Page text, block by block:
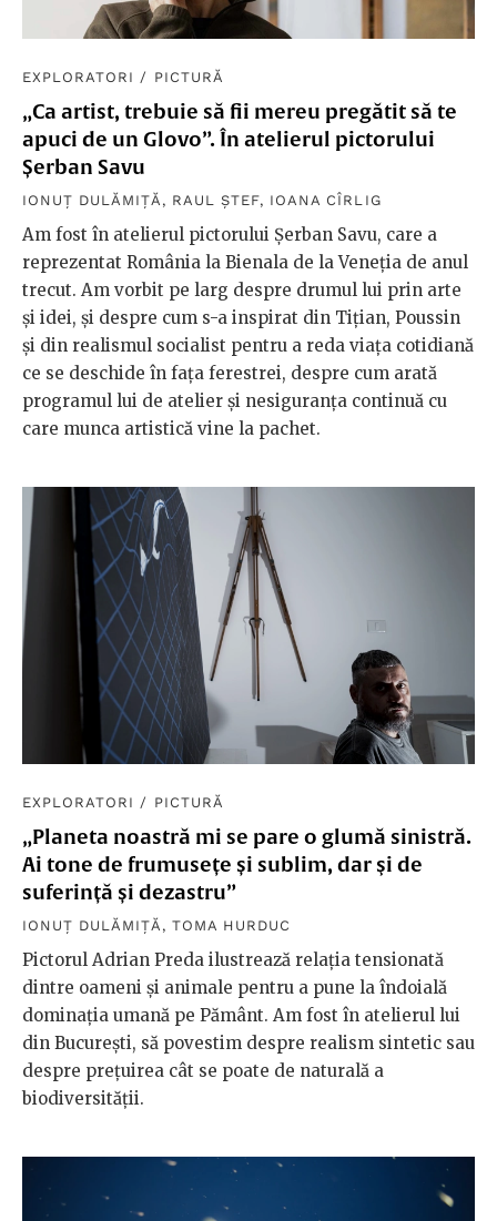
EXPLORATORI / PICTURĂ
„Ca artist, trebuie să fii mereu pregătit să te
apuci de un Glovo”. În atelierul pictorului
Șerban Savu
IONUȚ DULĂMIȚĂ , RAUL ȘTEF, IOANA CÎRLIG
Am fost în atelierul pictorului Șerban Savu, care a
reprezentat România la Bienala de la Veneția de anul
trecut. Am vorbit pe larg despre drumul lui prin arte
și idei, și despre cum s-a inspirat din Tițian, Poussin
și din realismul socialist pentru a reda viața cotidiană
ce se deschide în fața ferestrei, despre cum arată
programul lui de atelier și nesiguranța continuă cu
care munca artistică vine la pachet.
EXPLORATORI / PICTURĂ
„Planeta noastră mi se pare o glumă sinistră.
Ai tone de frumusețe și sublim, dar şi de
suferință și dezastru”
IONUȚ DULĂMIȚĂ , TOMA HURDUC
Pictorul Adrian Preda ilustrează relaţia tensionată
dintre oameni şi animale pentru a pune la îndoială
dominația umană pe Pământ. Am fost în atelierul lui
din București, să povestim despre realism sintetic sau
despre prețuirea cât se poate de naturală a
biodiversității.